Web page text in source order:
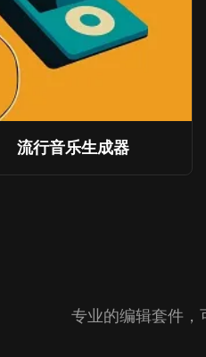
流行音乐生成器
专业的编辑套件